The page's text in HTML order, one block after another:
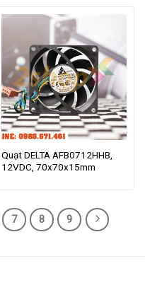
Quạt DELTA AFB0712HHB,
12VDC, 70x70x15mm
7 8 9